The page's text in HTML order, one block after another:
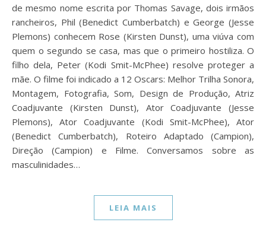
de mesmo nome escrita por Thomas Savage, dois irmãos
rancheiros, Phil (Benedict Cumberbatch) e George (Jesse
Plemons) conhecem Rose (Kirsten Dunst), uma viúva com
quem o segundo se casa, mas que o primeiro hostiliza. O
filho dela, Peter (Kodi Smit-McPhee) resolve proteger a
mãe. O filme foi indicado a 12 Oscars: Melhor Trilha Sonora,
Montagem, Fotografia, Som, Design de Produção, Atriz
Coadjuvante (Kirsten Dunst), Ator Coadjuvante (Jesse
Plemons), Ator Coadjuvante (Kodi Smit-McPhee), Ator
(Benedict Cumberbatch), Roteiro Adaptado (Campion),
Direção (Campion) e Filme. Conversamos sobre as
masculinidades…
LEIA MAIS